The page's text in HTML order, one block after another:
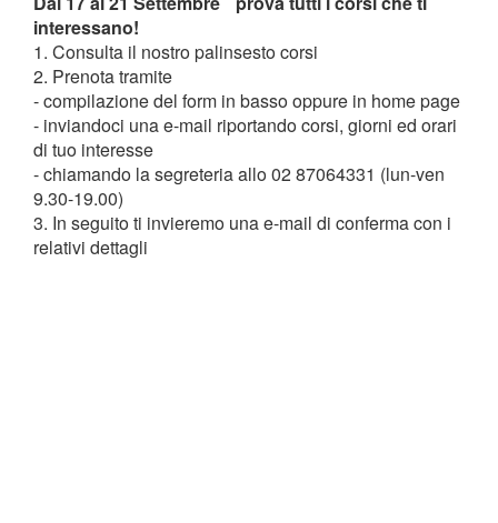
interessano!
1. Consulta il nostro palinsesto corsi
2. Prenota tramite
- compilazione del form in basso oppure in home page
- inviandoci una e-mail riportando corsi, giorni ed orari
di tuo interesse
- chiamando la segreteria allo 02 87064331 (lun-ven
9.30-19.00)
3. In seguito ti invieremo una e-mail di conferma con i
relativi dettagli